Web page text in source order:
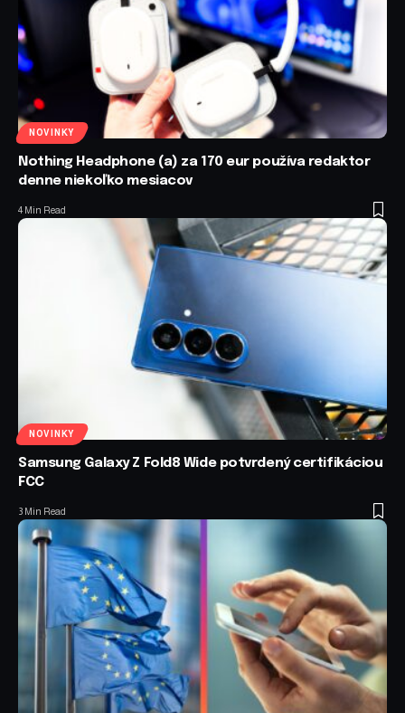
NOVINKY
Nothing Headphone (a) za 170 eur používa redaktor
denne niekoľko mesiacov
4 Min Read
NOVINKY
Samsung Galaxy Z Fold8 Wide potvrdený certifikáciou
FCC
3 Min Read